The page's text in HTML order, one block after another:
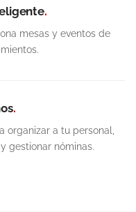
.
mesas y eventos de
.
organizar a tu personal,
gestionar nóminas.